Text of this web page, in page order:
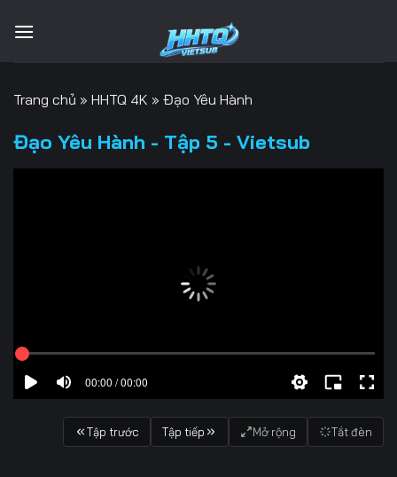
qua
Trang chủ » HHTQ 4K » Đạo Yêu Hành
Đạo Yêu Hành - Tập 5 - Vietsub
00:00 / 00:00
Tập trước Tập tiếp Mở rộng Tắt đèn